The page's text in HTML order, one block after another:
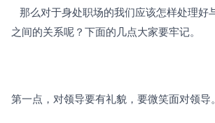
之间的关系呢？下面的几点大家要牢记。
第一点，对领导要有礼貌，要微笑面对领导。